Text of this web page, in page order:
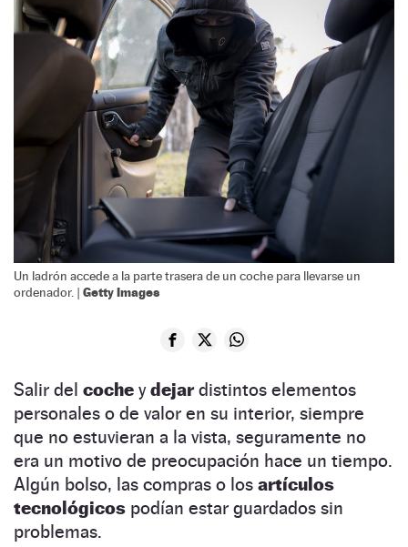
Un ladrón accede a la parte trasera de un coche para llevarse un
ordenador. | Getty Images
Salir del coche ydejardistintos elementos
personales o de valor en su interior, siempre
que no estuvieran a la vista, seguramente no
era un motivo de preocupación hace un tiempo.
Algún bolso, las compras o los artículos
tecnológicos podían estar guardados sin
problemas.